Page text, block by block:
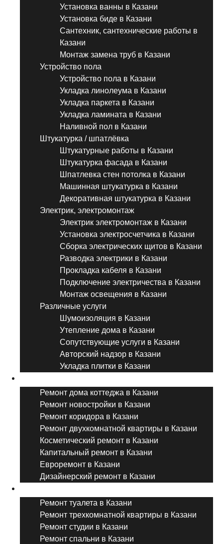
Установка ванны в Казани
Установка биде в Казани
Сантехник, сантехнические работы в
Казани
Монтаж замена труб в Казани
Устройство пола
Устройство пола в Казани
Укладка линолеума в Казани
Укладка паркета в Казани
Укладка ламината в Казани
Наливной пол в Казани
Штукатурка / шпатлёвка
Штукатурные работы в Казани
Штукатурка фасада в Казани
Шпатлевка стен потолка в Казани
Машинная штукатурка в Казани
Декоративная штукатурка в Казани
Электрик, электромонтаж
Электрик электромонтаж в Казани
Установка электросчетчика в Казани
Сборка электрических щитов в Казани
Разводка электрики в Казани
Прокладка кабеля в Казани
Подключение электричества в Казани
Монтаж освещения в Казани
Различные услуги
Шумоизоляция в Казани
Утепление дома в Казани
Сопутствующие услуги в Казани
Авторский надзор в Казани
Укладка плитки в Казани
Ремонт дома коттеджа в Казани
Ремонт новостройки в Казани
Ремонт коридора в Казани
Ремонт двухкомнатной квартиры в Казани
Косметический ремонт в Казани
Капитальный ремонт в Казани
Евроремонт в Казани
Дизайнерский ремонт в Казани
Ремонт туалета в Казани
Ремонт трехкомнатной квартиры в Казани
Ремонт студии в Казани
Ремонт спальни в Казани